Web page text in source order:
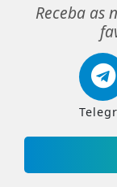
Receba as